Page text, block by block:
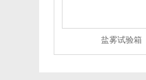
盐雾试验箱